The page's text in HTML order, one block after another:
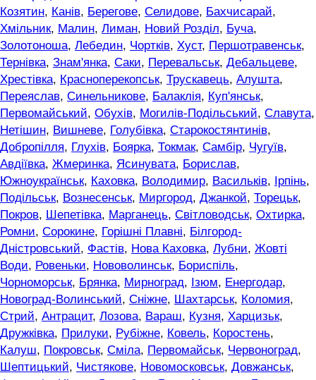
Козятин, Канів, Берегове, Селидове, Бахчисарай,
Хмільник, Малин, Лиман, Новий Розділ, Буча,
Золотоноша, Лебедин, Чортків, Хуст, Першотравенськ,
Тернівка, Знам'янка, Саки, Перевальськ, Дебальцеве,
Хрестівка, Красноперекопськ, Трускавець, Алушта,
Переяслав, Синельникове, Балаклія, Куп'янськ,
Первомайський, Обухів, Могилів-Подільський, Славута,
Нетішин, Вишневе, Голубівка, Старокостянтинів,
Добропілля, Глухів, Боярка, Токмак, Самбір, Чугуїв,
Авдіївка, Жмеринка, Ясинувата, Борислав,
Южноукраїнськ, Каховка, Володимир, Васильків, Ірпінь,
Подільськ, Вознесенськ, Миргород, Джанкой, Торецьк,
Покров, Шепетівка, Марганець, Світловодськ, Охтирка,
Ромни, Сорокине, Горішні Плавні, Білгород-
Дністровський, Фастів, Нова Каховка, Лубни, Жовті
Води, Ровеньки, Нововолинськ, Бориспіль,
Чорноморськ, Брянка, Мирноград, Ізюм, Енергодар,
Новоград-Волинський, Сніжне, Шахтарськ, Коломия,
Стрий, Антрацит, Лозова, Вараш, Кузня, Харцизьк,
Дружківка, Прилуки, Рубіжне, Ковель, Коростень,
Калуш, Покровськ, Сміла, Первомайськ, Червоноград,
Шептицький, Чистякове, Новомосковськ, Довжанськ,